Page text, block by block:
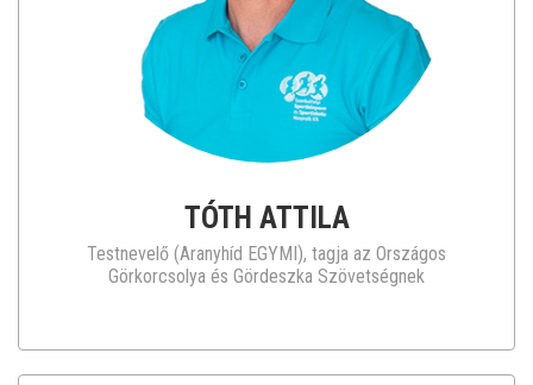
TÓTH ATTILA
Testnevelő (Aranyhíd EGYMI), tagja az Országos
Görkorcsolya és Gördeszka Szövetségnek